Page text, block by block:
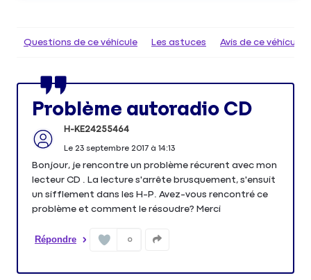
Questions de ce véhicule Les astuces Avis de ce véhicule
Problème autoradio CD
H-KE24255464
Le 23 septembre 2017à 14:13
Bonjour, je rencontre un problème récurent avec mon
lecteur CD . La lecture s'arrête brusquement, s'ensuit
un sifflement dans les H-P. Avez-vous rencontré ce
problème et comment le résoudre? Merci
Répondre 0